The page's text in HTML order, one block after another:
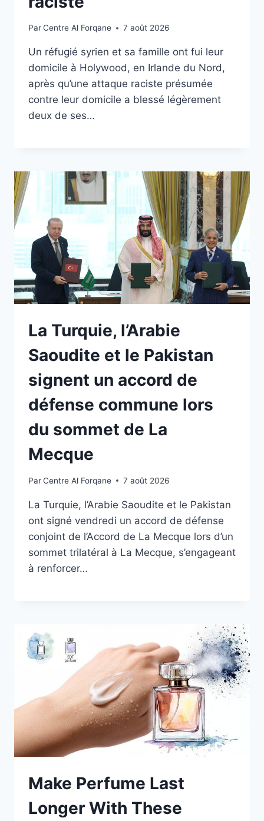
ParCentre Al Forqane 7 août 2026
Un réfugié syrien et sa famille ont fui leur
domicile à Holywood, en Irlande du Nord,
après qu’une attaque raciste présumée
contre leur domicile a blessé légèrement
deux de ses…
La Turquie, l’Arabie
Saoudite et le Pakistan
signent un accord de
défense commune lors
du sommet de La
Mecque
ParCentre Al Forqane 7 août 2026
La Turquie, l’Arabie Saoudite et le Pakistan
ont signé vendredi un accord de défense
conjoint de l’Accord de La Mecque lors d’un
sommet trilatéral à La Mecque, s’engageant
à renforcer…
Make Perfume Last
Longer With These